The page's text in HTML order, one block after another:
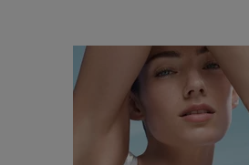
Sto cercando...
LA NOSTRA COMMUNITY